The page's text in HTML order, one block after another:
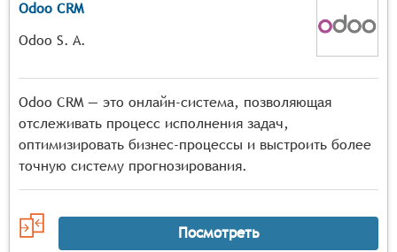
Odoo CRM
Odoo S. A.
Odoo CRM — это онлайн-система, позволяющая
отслеживать процесс исполнения задач,
оптимизировать бизнес-процессы и выстроить более
точную систему прогнозирования.
Посмотреть